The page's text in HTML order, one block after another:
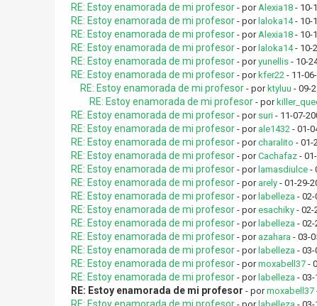
RE: Estoy enamorada de mi profesor - porAlexia18- 10-
RE: Estoy enamorada de mi profesor - por laloka14- 10-
RE: Estoy enamorada de mi profesor - porAlexia18- 10-
RE: Estoy enamorada de mi profesor - por laloka14- 10-
RE: Estoy enamorada de mi profesor - poryunellis- 10-
RE: Estoy enamorada de mi profesor - por kfer22- 11-
RE: Estoy enamorada de mi profesor - por ktyluu - 09-
RE: Estoy enamorada de mi profesor - por
RE: Estoy enamorada de mi profesor - por suri- 11-07-
RE: Estoy enamorada de mi profesor - por ale1432- 01-
RE: Estoy enamorada de mi profesor - porcharalito - 01-
RE: Estoy enamorada de mi profesor - porCachafaz-
RE: Estoy enamorada de mi profesor - por lamasdiulce-
RE: Estoy enamorada de mi profesor - por arely- 01-29-
RE: Estoy enamorada de mi profesor - por labelleza - 02-
RE: Estoy enamorada de mi profesor - poresachiky- 02-
RE: Estoy enamorada de mi profesor - por labelleza - 02-
RE: Estoy enamorada de mi profesor - por azahara - 03-
RE: Estoy enamorada de mi profesor - por labelleza - 03-
RE: Estoy enamorada de mi profesor - pormoxabell37-
RE: Estoy enamorada de mi profesor - por labelleza - 03-
RE: Estoy enamorada de mi profesor - pormoxabell37